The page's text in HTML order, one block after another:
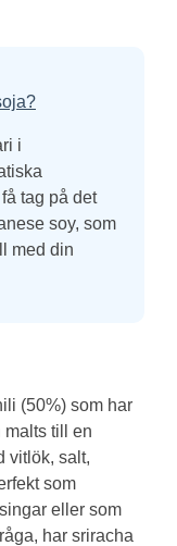
i
tag på det
soy, som
med din
(50%) som har
malts till en
vitlök, salt,
som
eller som
har sriracha